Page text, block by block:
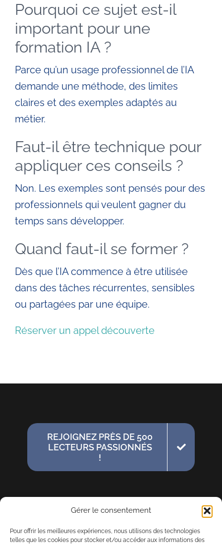
Gérer le consentement
Pour offrir les meilleures expériences, nous utilisons des technologies
telles que les cookies pour stocker et/ou accéder aux informations des
Pourquoi ce sujet est-il
important pour une
formation IA ?
Parce qu’un usage professionnel de l’IA
demande une méthode, des limites
claires et des exemples adaptés au
métier.
Faut-il être technique pour
appliquer ces conseils ?
Non. Les exemples sont pensés pour des
professionnels qui veulent gagner du
temps sans développer.
Quand faut-il se former ?
Dès que l’IA commence à être utilisée
dans des tâches récurrentes, sensibles
ou partagées par une équipe.
Réserver un appel découverte
REJOIGNEZ PRÈS DE 500
LECTEURS PASSIONNÉS
!